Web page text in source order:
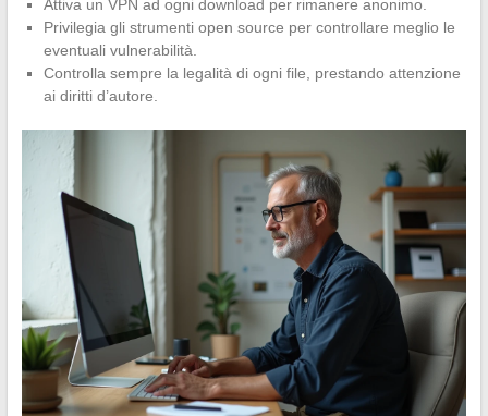
Attiva un VPN ad ogni download per rimanere anonimo.
Privilegia gli strumenti open source per controllare meglio le
eventuali vulnerabilità.
Controlla sempre la legalità di ogni file, prestando attenzione
ai diritti d’autore.